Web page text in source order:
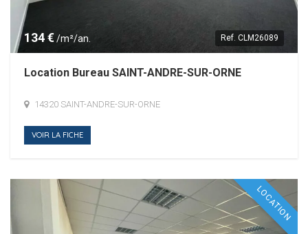
134 €/m²/an. Ref. CLM26089
Location Bureau SAINT-ANDRE-SUR-ORNE
14320 SAINT-ANDRE-SUR-ORNE
VOIR LA FICHE
LOCATION